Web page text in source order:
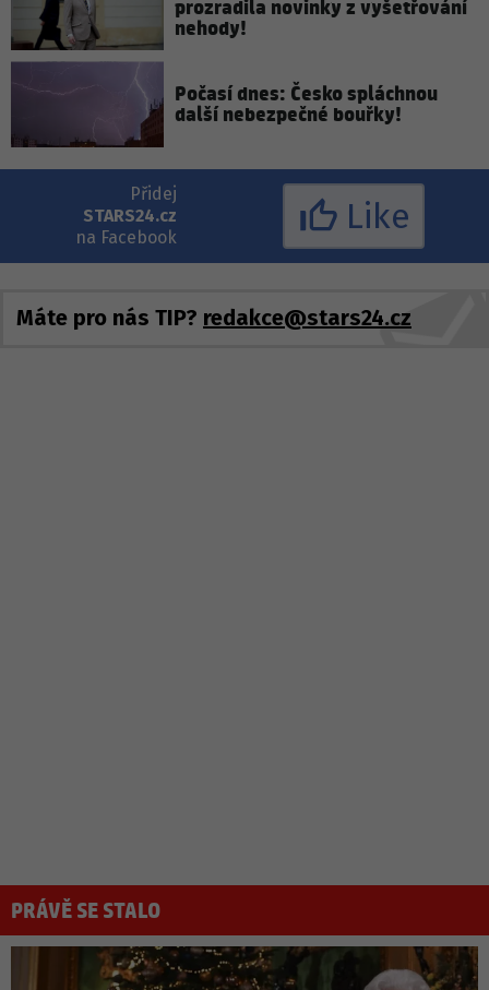
prozradila novinky z vyšetřování
nehody!
Počasí dnes: Česko spláchnou
další nebezpečné bouřky!
Přidej
STARS24.cz
na Facebook
Like
Máte pro nás TIP? redakce@stars24.cz
PRÁVĚ SE STALO